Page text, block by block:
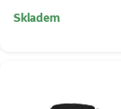
Skladem